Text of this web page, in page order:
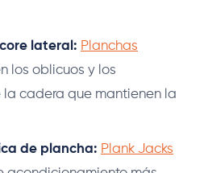
lateral: Planchas
los oblicuos y los
cadera que mantienen la
de plancha: Plank Jacks